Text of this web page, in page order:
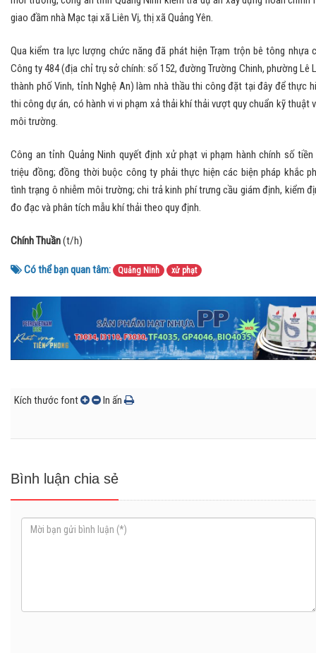
giao đầm nhà Mạc tại xã Liên Vị, thị xã Quảng Yên.
Qua kiểm tra lực lượng chức năng đã phát hiện Trạm trộn bê tông nhựa
Công ty 484 (địa chỉ trụ sở chính: số 152, đường Trường Chinh, phường Lê
thành phố Vinh, tỉnh Nghệ An) làm nhà thầu thi công đặt tại đây để thực
thi công dự án, có hành vi vi phạm xả thải khí thải vượt quy chuẩn kỹ thuật
môi trường.
Công an tỉnh Quảng Ninh quyết định xử phạt vi phạm hành chính số tiền
triệu đồng; đồng thời buộc công ty phải thực hiện các biện pháp khắc
tình trạng ô nhiễm môi trường; chi trả kinh phí trưng cầu giám định, kiểm
đo đạc và phân tích mẫu khí thải theo quy định.
Chính Thuần(t/h)
Có thể bạn quan tâm: Quảng Ninh xử phạt
Kích thước font In ấn
Bình luận chia sẻ